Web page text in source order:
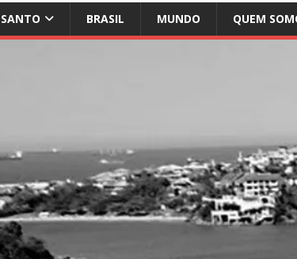
BRASIL MUNDO QUEM